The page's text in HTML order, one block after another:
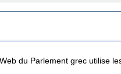
Protection Security & Access
du Parlement grec utilise